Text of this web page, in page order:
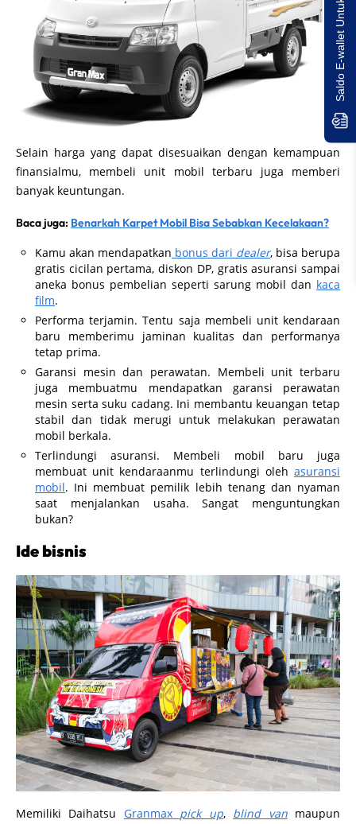
Selain harga yang dapat disesuaikan dengan kemampuan
finansialmu, membeli unit mobil terbaru juga memberi
banyak keuntungan.
Baca juga: Benarkah Karpet Mobil Bisa Sebabkan Kecelakaan?
Kamu akan mendapatkan bonus dari dealer, bisa berupa
gratis cicilan pertama, diskon DP, gratis asuransi sampai
aneka bonus pembelian seperti sarung mobil dan kaca
film.
Performa terjamin. Tentu saja membeli unit kendaraan
baru memberimu jaminan kualitas dan performanya
tetap prima.
Garansi mesin dan perawatan. Membeli unit terbaru
juga membuatmu mendapatkan garansi perawatan
mesin serta suku cadang. Ini membantu keuangan tetap
stabil dan tidak merugi untuk melakukan perawatan
mobil berkala.
Terlindungi asuransi. Membeli mobil baru juga
membuat unit kendaraanmu terlindungi oleh asuransi
mobil. Ini membuat pemilik lebih tenang dan nyaman
saat menjalankan usaha. Sangat menguntungkan
bukan?
Ide bisnis
Memiliki Daihatsu Granmax pick up, blind vanmaupun
Saldo E-wallet Untukmu!